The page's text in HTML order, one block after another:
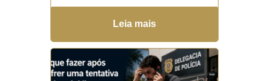
domiciliar A prisão
preventiva de Deolane Bezerra
voltou a ocupar o centro...
Leia mais →
Leia mais